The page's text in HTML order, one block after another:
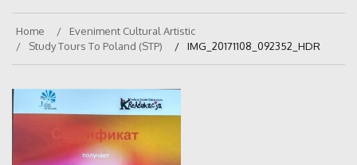
Home
Eveniment Cultural Artistic
Study Tours To Poland (STP)
IMG_20171108_092352_HDR